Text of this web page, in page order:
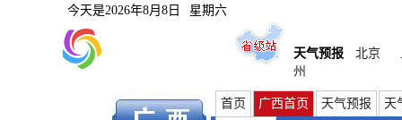
今天是2026年8月8日 星期六
天气预报 北京
州
首页 广西首页 天气预报
天